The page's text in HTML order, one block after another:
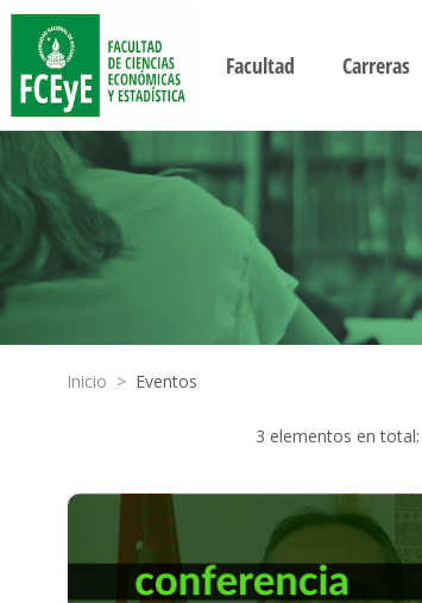
Facultad Carreras
Inicio > Eventos
3 elementos en total: